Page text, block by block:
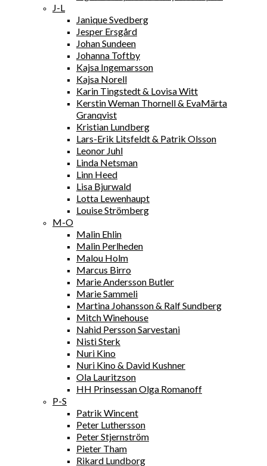
J-L
Janique Svedberg
Jesper Ersgård
Johan Sundeen
Johanna Toftby
Kajsa Ingemarsson
Kajsa Norell
Karin Tingstedt & Lovisa Witt
Kerstin Weman Thornell & EvaMärta
Granqvist
Kristian Lundberg
Lars-Erik Litsfeldt & Patrik Olsson
Leonor Juhl
Linda Netsman
Linn Heed
Lisa Bjurwald
Lotta Lewenhaupt
Louise Strömberg
M-O
Malin Ehlin
Malin Perlheden
Malou Holm
Marcus Birro
Marie Andersson Butler
Marie Sammeli
Martina Johansson & Ralf Sundberg
Mitch Winehouse
Nahid Persson Sarvestani
Nisti Sterk
Nuri Kino
Nuri Kino & David Kushner
Ola Lauritzson
HH Prinsessan Olga Romanoff
P-S
Patrik Wincent
Peter Luthersson
Peter Stjernström
Pieter Tham
Rikard Lundborg